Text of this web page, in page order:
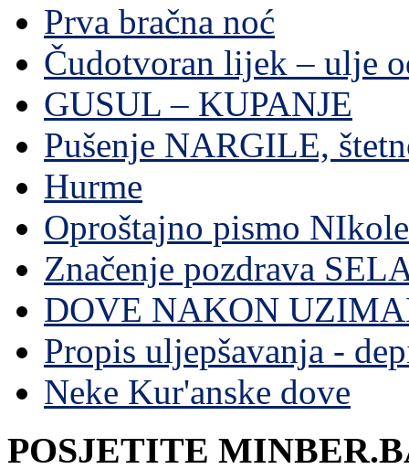
Prva bračna noć
Čudotvoran lijek – ulje
GUSUL – KUPANJE
Pušenje NARGILE,
Hurme
Oproštajno pismo
Značenje pozdrava
DOVE NAKON
Propis uljepšavanja -
Neke Kur'anske dove
POSJETITE